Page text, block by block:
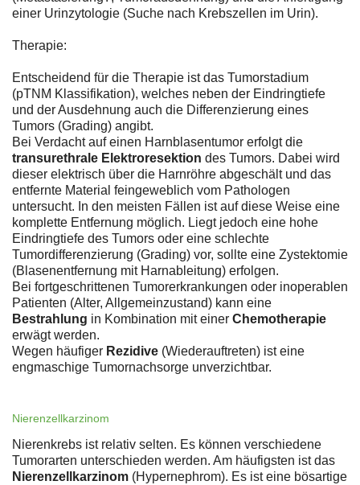
einer Urinzytologie (Suche nach Krebszellen im Urin).
Therapie:
Entscheidend für die Therapie ist das Tumorstadium
(pTNM Klassifikation), welches neben der Eindringtiefe
und der Ausdehnung auch die Differenzierung eines
Tumors (Grading) angibt.
Bei Verdacht auf einen Harnblasentumor erfolgt die
transurethrale Elektroresektion des Tumors. Dabei wird
dieser elektrisch über die Harnröhre abgeschält und das
entfernte Material feingeweblich vom Pathologen
untersucht. In den meisten Fällen ist auf diese Weise eine
komplette Entfernung möglich. Liegt jedoch eine hohe
Eindringtiefe des Tumors oder eine schlechte
Tumordifferenzierung (Grading) vor, sollte eine Zystektomie
(Blasenentfernung mit Harnableitung) erfolgen.
Bei fortgeschrittenen Tumorerkrankungen oder inoperablen
Patienten (Alter, Allgemeinzustand) kann eine
Bestrahlung in Kombination mit einer Chemotherapie
erwägt werden.
Wegen häufiger Rezidive (Wiederauftreten) ist eine
engmaschige Tumornachsorge unverzichtbar.
Nierenzellkarzinom
Nierenkrebs ist relativ selten. Es können verschiedene
Tumorarten unterschieden werden. Am häufigsten ist das
Nierenzellkarzinom (Hypernephrom). Es ist eine bösartige